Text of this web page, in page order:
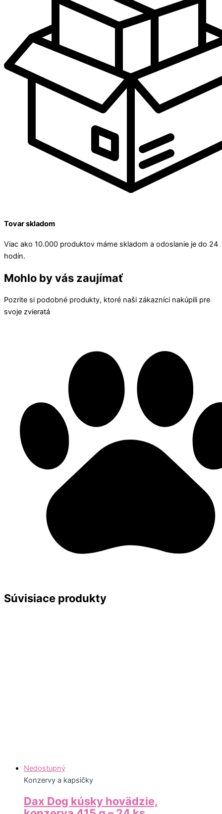
Tovar skladom
Viac ako 10.000 produktov máme skladom a odoslanie je do 24
hodín.
Mohlo by vás zaujímať
Pozrite si podobné produkty, ktoré naši zákazníci nakúpili pre
svoje zvieratá
Súvisiace produkty
Nedostupný
Konzervy a kapsičky
Dax Dog kúsky hovädzie,